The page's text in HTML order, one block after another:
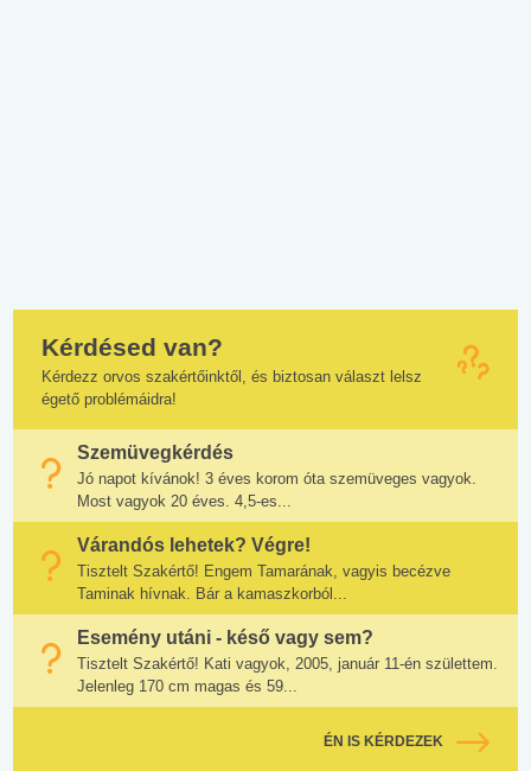
Kérdésed van?
Kérdezz orvos szakértőinktől, és biztosan választ lelsz
égető problémáidra!
Szemüvegkérdés
Jó napot kívánok! 3 éves korom óta szemüveges vagyok.
Most vagyok 20 éves. 4,5-es...
Várandós lehetek? Végre!
Tisztelt Szakértő! Engem Tamarának, vagyis becézve
Taminak hívnak. Bár a kamaszkorból...
Esemény utáni - késő vagy sem?
Tisztelt Szakértő! Kati vagyok, 2005, január 11-én születtem.
Jelenleg 170 cm magas és 59...
ÉN IS KÉRDEZEK